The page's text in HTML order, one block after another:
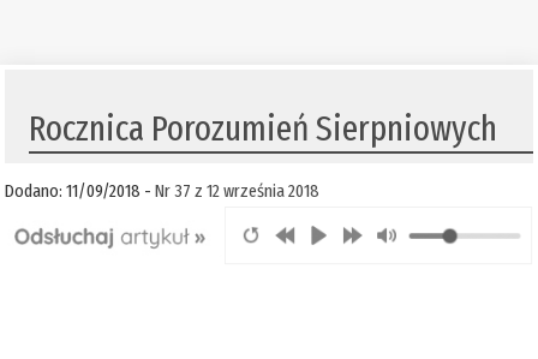
Rocznica Porozumień Sierpniowych
Dodano: 11/09/2018 -Nr 37 z 12 września 2018